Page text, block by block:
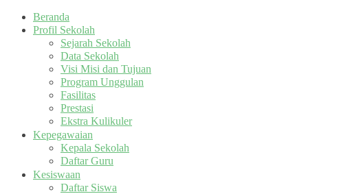
Beranda
Profil Sekolah
Sejarah Sekolah
Data Sekolah
Visi Misi dan Tujuan
Program Unggulan
Fasilitas
Prestasi
Ekstra Kulikuler
Kepegawaian
Kepala Sekolah
Daftar Guru
Kesiswaan
Daftar Siswa